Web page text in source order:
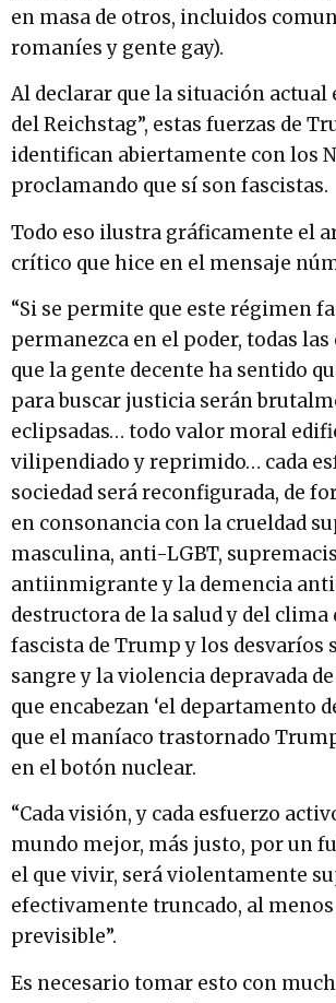
en masa de otros, incluidos
romaníes y gente gay).
Al declarar que la situación actual
del Reichstag”, estas fuerzas de
identifican abiertamente con los
proclamando que sí son fascistas.
Todo eso ilustra gráficamente el
crítico que hice en el mensaje
“Si se permite que este régimen
permanezca en el poder, todas las
que la gente decente ha sentido
para buscar justicia serán
eclipsadas… todo valor moral
vilipendiado y reprimido… cada
sociedad será reconfigurada, de
en consonancia con la crueldad
masculina, anti-LGBT,
antiinmigrante y la demencia
destructora de la salud y del
fascista de Trump y los desvaríos
sangre y la violencia depravada
que encabezan ‘el departamento
que el maníaco trastornado
en el botón nuclear.
“Cada visión, y cada esfuerzo
mundo mejor, más justo, por un
el que vivir, será violentamente
efectivamente truncado, al
previsible”.
Es necesario tomar esto con